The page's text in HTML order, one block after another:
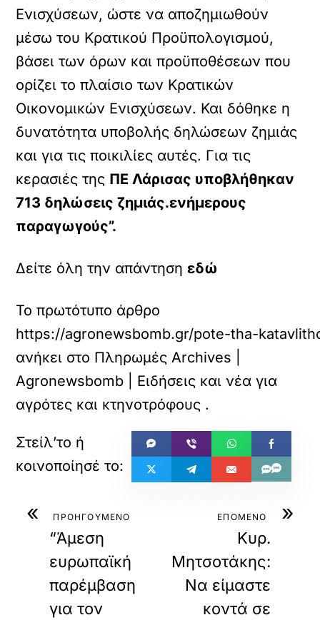
Ενισχύσεων, ώστε να αποζημιωθούν
μέσω του Κρατικού Προϋπολογισμού,
βάσει των όρων και προϋποθέσεων που
ορίζει το πλαίσιο των Κρατικών
Οικονομικών Ενισχύσεων. Και δόθηκε η
δυνατότητα υποβολής δηλώσεων ζημιάς
και για τις ποικιλίες αυτές. Για τις
κερασιές της ΠΕ Λάρισας υποβλήθηκαν
713 δηλώσεις ζημιάς.ενήμερους
παραγωγούς”.
Δείτε όλη την απάντησηεδώ
Το πρωτότυπο άρθρο
https://agronewsbomb.gr/pote-tha-
ανήκει στο Πληρωμές Archives |
Agronewsbomb | Ειδήσεις και νέα για
αγρότες και κτηνοτρόφους .
« ΠΡΟΗΓΟΥΜΕΝΟ
“Άμεση
ευρωπαϊκή
παρέμβαση
για τον
»
ΕΠΟΜΕΝΟ
Κυρ.
Μητσοτάκης:
Να είμαστε
κοντά σε